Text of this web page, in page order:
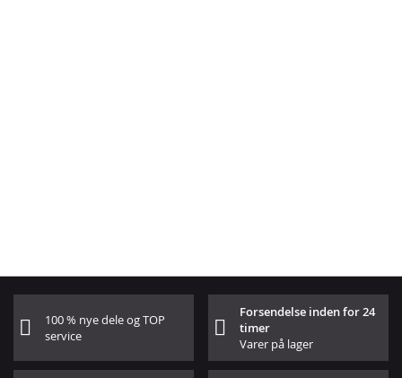
100 % nye dele og TOP
service
Forsendelse inden for 24
timer
Varer på lager